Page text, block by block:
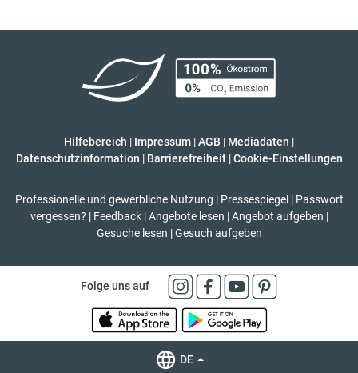
Hilfebereich | Impressum |AGB | Mediadaten |
Datenschutzinformation | Barrierefreiheit | Cookie-Einstellungen
Professionelle und gewerbliche Nutzung | Pressespiegel | Passwort
vergessen? | Feedback | Angebote lesen | Angebot aufgeben |
Gesuche lesen | Gesuch aufgeben
Folge uns auf
DE